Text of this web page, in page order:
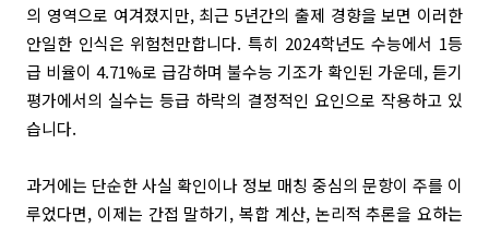
의 영역으로 여겨졌지만, 최근 5년간의 출제 경향을 보면 이러한
안일한 인식은 위험천만합니다. 특히 2024학년도 수능에서 1등
급 비율이 4.71%로 급감하며 불수능 기조가 확인된 가운데, 듣기
평가에서의 실수는 등급 하락의 결정적인 요인으로 작용하고 있
습니다.
과거에는 단순한 사실 확인이나 정보 매칭 중심의 문항이 주를 이
루었다면, 이제는 간접 말하기, 복합 계산, 논리적 추론을 요하는